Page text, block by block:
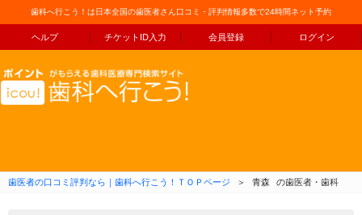
歯科へ行こう！は日本全国の歯医者さん口コミ・評判情報多数で24時間ネット予約
ヘルプ チケットID入力 会員登録 ログイン
コンテンツへ移動
歯医者の口コミ評判なら｜歯科へ行こう！ＴＯＰページ ＞ 青森 の歯医者・歯科